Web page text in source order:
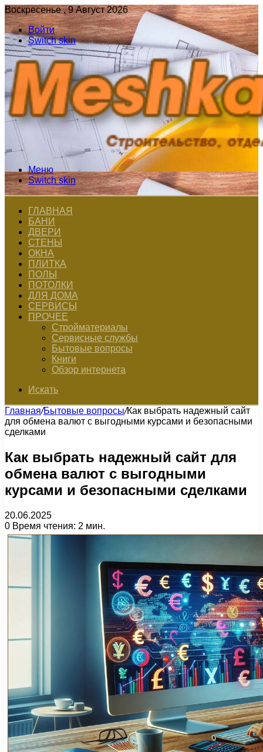
Воскресенье , 9 Август 2026
Войти
Switch skin
Меню
Switch skin
ГЛАВНАЯ
БАНИ
ДВЕРИ
СТЕНЫ
ОКНА
ПЛИТКА
ПОЛЫ
ПОТОЛКИ
ДЛЯ ДОМА
СЕРВИСЫ
ПРОЧЕЕ
Стройматериалы
Сервисные службы
Бытовые вопросы
Книги
Обзор интернета
Искать
Главная/Бытовые вопросы/Как выбрать надежный сайт
для обмена валют с выгодными курсами и безопасными
сделками
Как выбрать надежный сайт для
обмена валют с выгодными
курсами и безопасными сделками
20.06.2025
0 Время чтения: 2 мин.